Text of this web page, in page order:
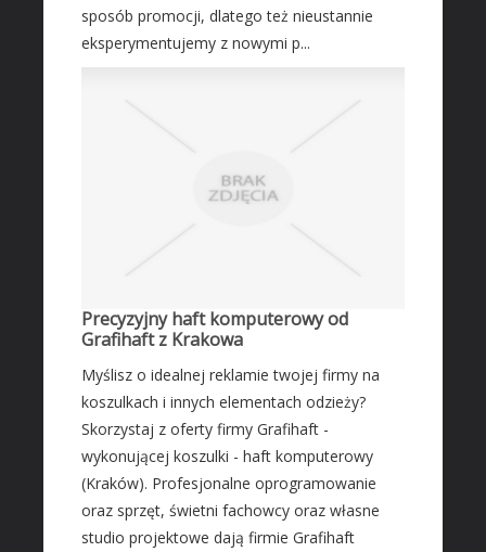
Informatyczne
Restauracje, Catering
Sprzątanie, Porządkowanie
HOTELE
Podróże
Wypoczynek
ZABIEGI
Dietetyka, Odchudzanie
Kosmetyki
sposób promocji, dlatego też nieustannie
eksperymentujemy z nowymi p...
Precyzyjny haft komputerowy od
Grafihaft z Krakowa
Myślisz o idealnej reklamie twojej firmy na
koszulkach i innych elementach odzieży?
Skorzystaj z oferty firmy Grafihaft -
wykonującej koszulki - haft komputerowy
(Kraków). Profesjonalne oprogramowanie
oraz sprzęt, świetni fachowcy oraz własne
studio projektowe dają firmie Grafihaft